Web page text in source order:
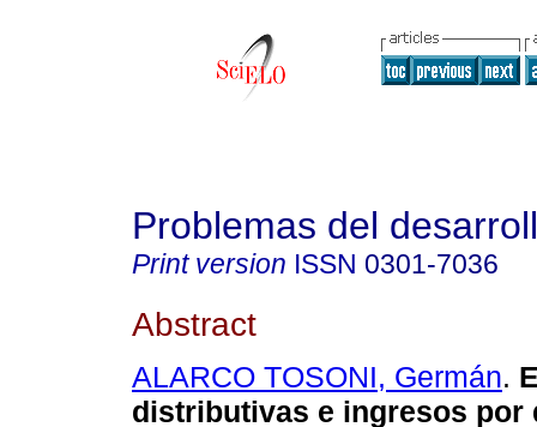
Problemas del
Print version ISSN 0301-7036
Abstract
ALARCO TOSONI, Germán.
distributivas e ingresos por